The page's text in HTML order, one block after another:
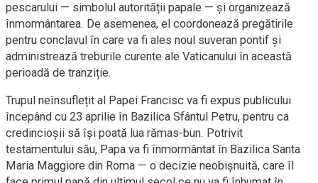
pescarului — simbolul autorității papale — și organizează
înmormântarea. De asemenea, el coordonează pregătirile
pentru conclavul în care va fi ales noul suveran pontif și
administrează treburile curente ale Vaticanului în această
perioadă de tranziție.
Trupul neînsuflețit al Papei Francisc va fi expus publicului
începând cu 23 aprilie în Bazilica Sfântul Petru, pentru ca
credincioșii să își poată lua rămas-bun. Potrivit
testamentului său, Papa va fi înmormântat în Bazilica Santa
Maria Maggiore din Roma — o decizie neobișnuită, care îl